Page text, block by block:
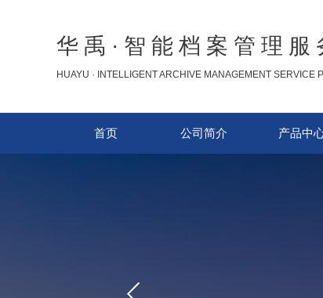
华禹·智能档案管理服
HUAYU · INTELLIGENT ARCHIVE MANAGEMENT SERVICE
首页 公司简介 产品中